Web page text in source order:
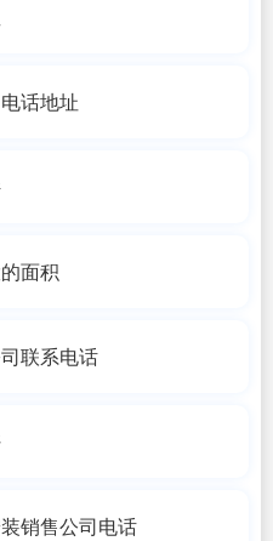
话地址
面积
联系电话
销售公司电话